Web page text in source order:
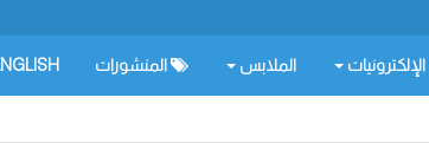
الإلكترونيات الملابس المنشورات